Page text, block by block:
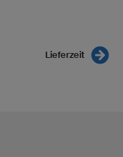
Lieferzeit